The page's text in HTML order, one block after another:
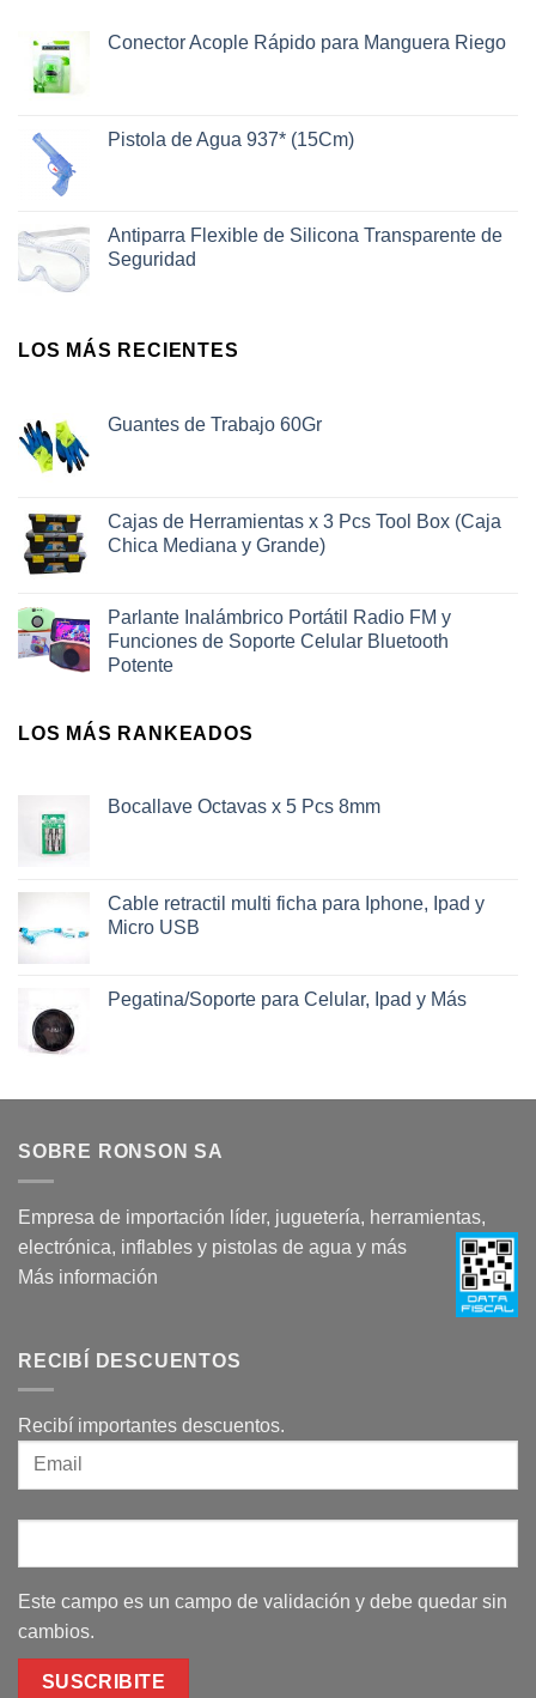
Conector Acople Rápido para Manguera Riego
Pistola de Agua 937* (15Cm)
Antiparra Flexible de Silicona Transparente de
Seguridad
LOS MÁS RECIENTES
Guantes de Trabajo 60Gr
Cajas de Herramientas x 3 Pcs Tool Box (Caja
Chica Mediana y Grande)
Parlante Inalámbrico Portátil Radio FM y
Funciones de Soporte Celular Bluetooth
Potente
LOS MÁS RANKEADOS
Bocallave Octavas x 5 Pcs 8mm
Cable retractil multi ficha para Iphone, Ipad y
Micro USB
Pegatina/Soporte para Celular, Ipad y Más
SOBRE RONSON SA
Empresa de importación líder, juguetería, herramientas,
electrónica, inflables y pistolas de agua y más
Más información
RECIBÍ DESCUENTOS
Recibí importantes descuentos.
Este campo es un campo de validación y debe quedar sin
cambios.